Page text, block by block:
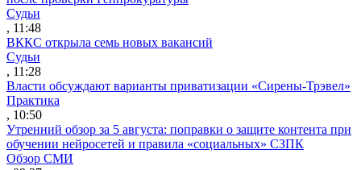
Судьи
, 11:48
ВККС открыла семь новых вакансий
Судьи
, 11:28
Власти обсуждают варианты приватизации «Сирены-Трэвел»
Практика
, 10:50
Утренний обзор за 5 августа: поправки о защите контента при
обучении нейросетей и правила «социальных» СЗПК
Обзор СМИ